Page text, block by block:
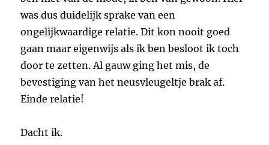
was dus duidelijk sprake van een
ongelijkwaardige relatie. Dit kon nooit goed
gaan maar eigenwijs als ik ben besloot ik toch
door te zetten. Al gauw ging het mis, de
bevestiging van het neusvleugeltje brak af.
Einde relatie!
Dacht ik.